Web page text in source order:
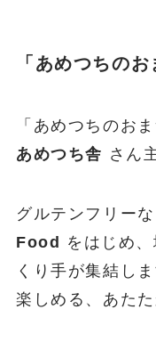
「あめつちの
「あめつちのお
あめつち舎 さん
グルテンフリー
Food
をはじめ
くり手が集結し
楽しめる、あた